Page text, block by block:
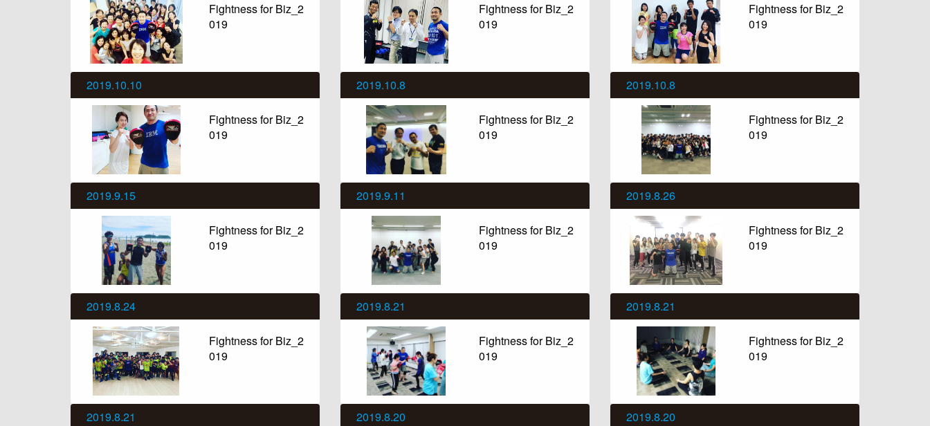
Fightness for Biz_2
019
Fightness for Biz_2
019
Fightness for Biz_2
019
2019.10.10
Fightness for Biz_2
019
2019.10.8
Fightness for Biz_2
019
2019.10.8
Fightness for Biz_2
019
2019.9.15
Fightness for Biz_2
019
2019.9.11
Fightness for Biz_2
019
2019.8.26
Fightness for Biz_2
019
2019.8.24
Fightness for Biz_2
019
2019.8.21
Fightness for Biz_2
019
2019.8.21
Fightness for Biz_2
019
2019.8.21 2019.8.20 2019.8.20